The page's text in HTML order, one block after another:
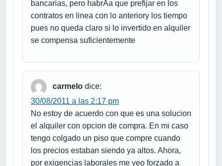
bancarias, pero habrÃ­a que prefijar en los
contratos en linea con lo anteriory los tiempo
pues no queda claro si lo invertido en alquiler
se compensa suficientemente
carmelo dice:
30/08/2011 a las 2:17 pm
No estoy de acuerdo con que es una solucion
el alquiler con opcion de compra. En mi caso
tengo colgado un piso que compre cuando
los precios estaban siendo ya altos. Ahora,
por exigencias laborales me veo forzado a